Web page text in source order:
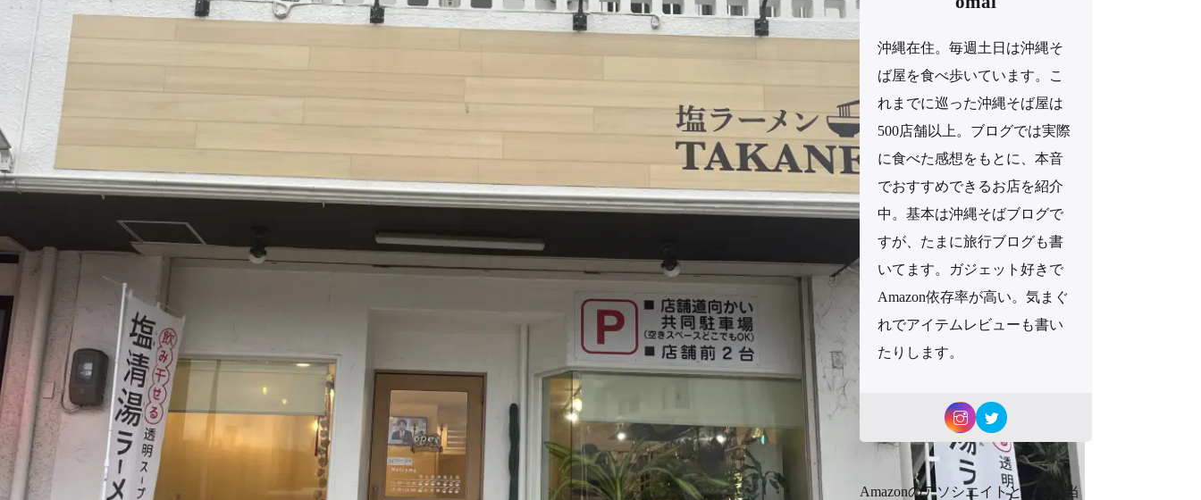
沖縄在住。毎週土日は沖縄そ
ば屋を食べ歩いています。こ
れまでに巡った沖縄そば屋は
500店舗以上。ブログでは実際
に食べた感想をもとに、本音
でおすすめできるお店を紹介
中。基本は沖縄そばブログで
すが、たまに旅行ブログも書
いてます。ガジェット好きで
Amazon依存率が高い。気まぐ
れでアイテムレビューも書い
たりします。
Amazonのアソシエイトとして、当